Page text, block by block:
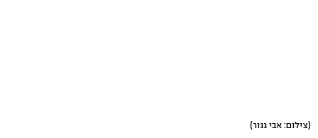
(צילום: אבי גנור)